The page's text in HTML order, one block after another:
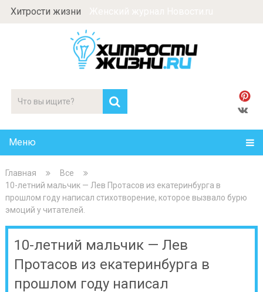
Хитрости жизни
Меню
Главная
Все
10-летний мальчик — Лев Протасов из екатеринбурга в
прошлом году написал стихотворение, которое вызвало бурю
эмоций у читателей.
10-летний мальчик — Лев
Протасов из екатеринбурга в
прошлом году написал